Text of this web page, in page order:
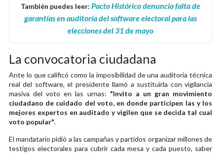
También puedes leer: Pacto Histórico denuncia falta de
garantías en auditoría del software electoral para las
elecciones del 31 de mayo
La convocatoria ciudadana
Ante lo que calificó como la imposibilidad de una auditoría técnica
real del software, el presidente llamó a sustituirla con vigilancia
masiva del voto en las urnas: "Invito a un gran movimiento
ciudadano de cuidado del voto, en donde participen las y los
mejores expertos en auditado y vigilen que se decida tal cual
voto popular".
El mandatario pidió a las campañas y partidos organizar millones de
testigos electorales para cubrir cada mesa y cada puesto, saber